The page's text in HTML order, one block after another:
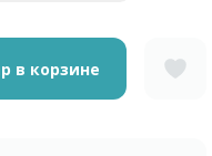
в корзине